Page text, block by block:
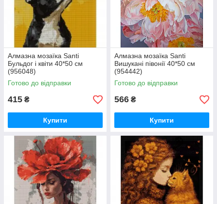
Алмазна мозаїка Santi
Бульдог і квіти 40*50 см
(956048)
Готово до відправки
415 ₴
Купити
Алмазна мозаїка Santi
Вишукані півонії 40*50 см
(954442)
Готово до відправки
566 ₴
Купити